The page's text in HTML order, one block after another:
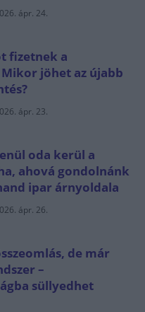
ápr. 24.
fizetnek a
jöhet az újabb
ápr. 23.
oda kerül a
ahová gondolnánk
ipar árnyoldala
ápr. 26.
de már
–
süllyedhet